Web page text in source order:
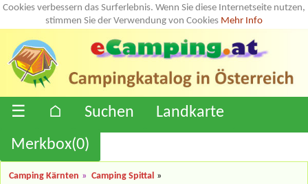
Cookies verbessern das Surferlebnis. Wenn Sie diese Internetseite nutzen,
stimmen Sie der Verwendung von Cookies Mehr Info
☰ ⌂ Suchen
Landkarte
Merkbox(0)
Camping Kärnten » Camping Spittal
»